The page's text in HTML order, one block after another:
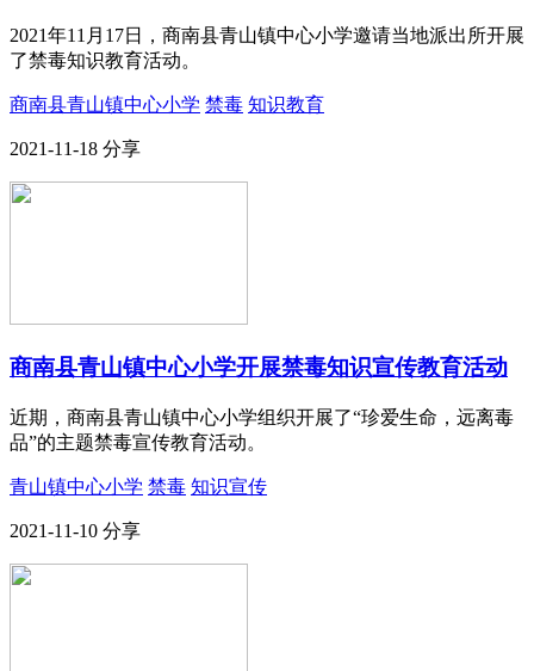
2021年11月17日，商南县青山镇中心小学邀请当地派出所开展
了禁毒知识教育活动。
商南县青山镇中心小学 禁毒 知识教育
2021-11-18 分享
商南县青山镇中心小学开展禁毒知识宣传教育活动
近期，商南县青山镇中心小学组织开展了“珍爱生命，远离毒
品”的主题禁毒宣传教育活动。
青山镇中心小学 禁毒 知识宣传
2021-11-10 分享